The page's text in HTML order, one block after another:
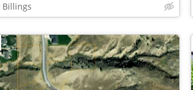
Billings